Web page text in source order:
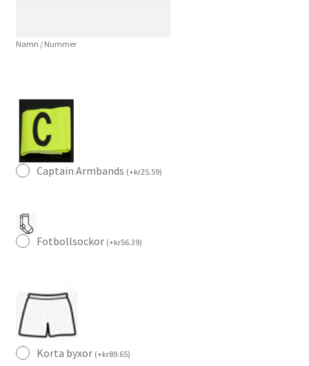
Namn / Nummer
Captain Armbands (+kr25.59)
Fotbollsockor (+kr56.39)
Korta byxor (+kr89.65)